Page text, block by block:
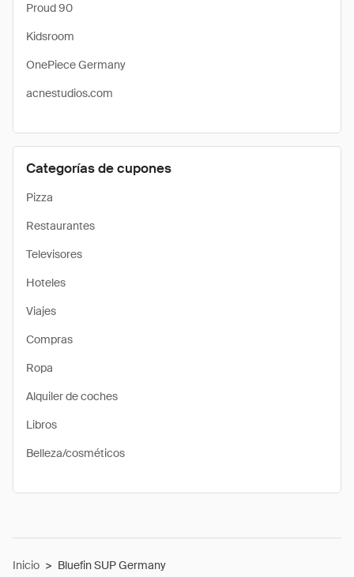
Proud 90
Kidsroom
OnePiece Germany
acnestudios.com
Categorías de cupones
Pizza
Restaurantes
Televisores
Hoteles
Viajes
Compras
Ropa
Alquiler de coches
Libros
Belleza/cosméticos
Inicio > Bluefin SUP Germany